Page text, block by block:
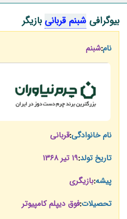
بیوگرافی شبنم قربانی بازیگر
نام:شبنم
نام خانوادگی:قربانی
تاریخ تولد:19 تیر 1368
پیشه:بازیگری
تحصیلات:فوق دیپلم کامپیوتر